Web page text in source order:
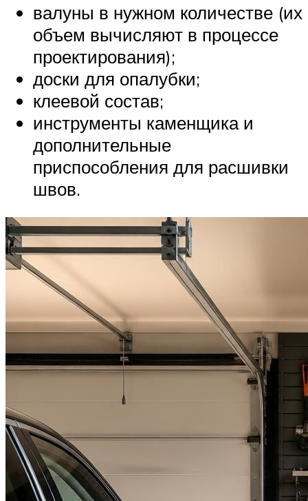
валуны в нужном количестве (их
объем вычисляют в процессе
проектирования);
доски для опалубки;
клеевой состав;
инструменты каменщика и
дополнительные
приспособления для расшивки
швов.